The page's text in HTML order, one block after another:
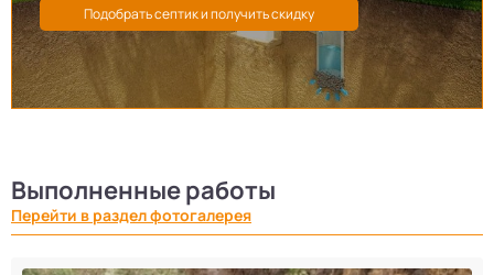
Выполненные работы
Перейти в раздел фотогалерея